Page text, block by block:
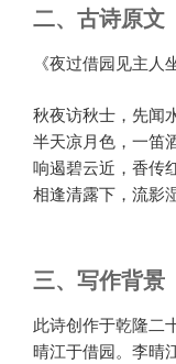
二、古诗原文
《夜过借园见主人
秋夜访秋士，先闻
半天凉月色，一笛
响遏碧云近，香传
相逢清露下，流影
三、写作背景
此诗创作于乾隆二
晴江于借园。李晴